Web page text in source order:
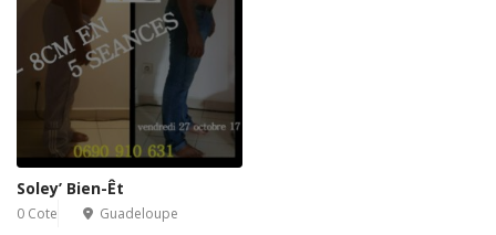
Soley’ Bien-Êt
0 Cote Guadeloupe